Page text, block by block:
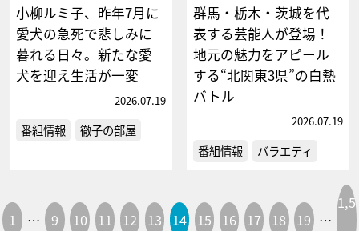
小柳ルミ子、昨年7月に
愛犬の急死で悲しみに
暮れる日々。新たな愛
犬を迎え生活が一変
2026.07.19
番組情報 徹子の部屋
群馬・栃木・茨城を代
表する芸能人が登場！
地元の魅力をアピール
する“北関東3県”の白熱
バトル
2026.07.19
番組情報 バラエティ
1 … 9 10 11 12 13 14 15 16 17 18 19 …
1,5